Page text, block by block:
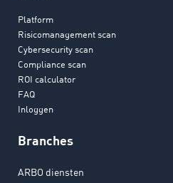
Platform
Risicomanagement scan
Cybersecurity scan
Compliance scan
ROI calculator
FAQ
Inloggen
Branches
ARBO diensten